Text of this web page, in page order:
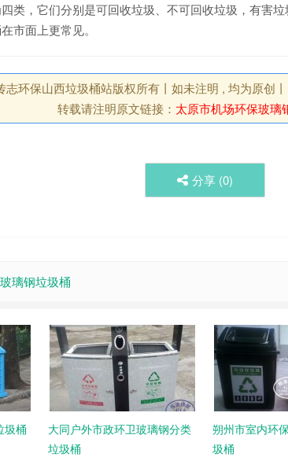
类，它们分别是可回收垃圾、不可回收垃圾，有害
市面上更常见。
志环保山西垃圾桶站版权所有丨如未注明 , 均为原创
转载请注明原文链接： 太原市机场环保玻璃
分享 (0)
璃钢垃圾桶
圾桶
大同户外市政环卫玻璃钢分类
垃圾桶
朔州市室内环
圾桶